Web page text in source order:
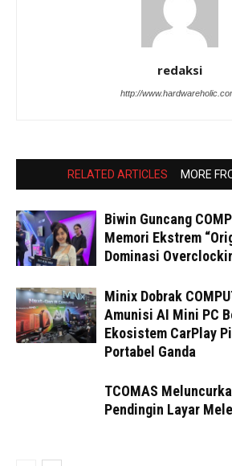
redaksi
http://
RELATED ARTICLES MORE
Biwin Guncang
Memori Ekstrem
Dominasi
Minix Dobrak
Amunisi AI Mini PC
Ekosistem CarPlay
Portabel Ganda
TCOMAS
Pendingin Layar